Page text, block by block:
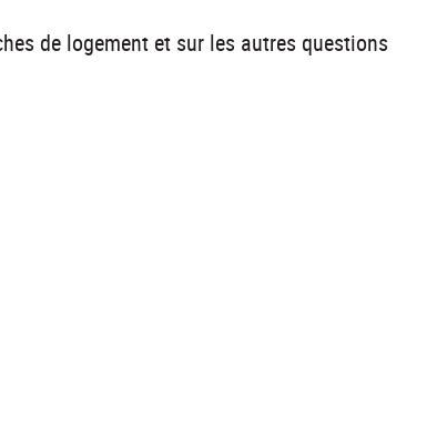
de logement et sur les autres questions